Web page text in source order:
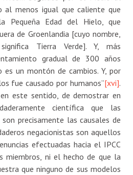
al menos igual que caliente que
Pequeña Edad del Hielo, que
de Groenlandia [cuyo nombre,
Tierra Verde]. Y, más
gradual de 300 años
un montón de cambios. Y, por
fue causado por humanos”[xvi].
este sentido, de demostrar en
científica que las
precisamente las causales de
negacionistas son aquellos
efectuadas hacia el IPCC
miembros, ni el hecho de que la
que ninguno de sus modelos